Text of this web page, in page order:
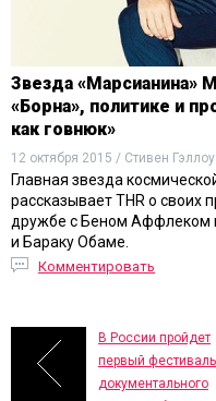
Звезда «Марсианина»
«Борна», политике и
как говнюк»
12 октября 2015 / Стивен
Главная звезда
рассказывает THR о своих
дружбе с Беном Аффлеком
и Бараку Обаме.
Комментировать
В России пройдет
первый фестиваль
документального